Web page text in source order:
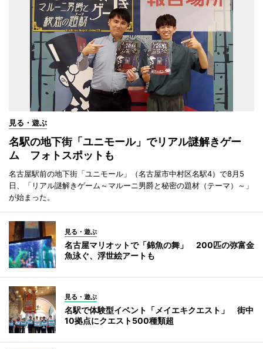
見る・遊ぶ
名駅の地下街「ユニモール」でリアル謎解きゲー
ム フォトスポットも
名古屋駅前の地下街「ユニモール」（名古屋市中村区名駅4）で8月5
日、「リアル謎解きゲーム～マルーニ男爵と秘密の題材（テーマ）～」
が始まった。
見る・遊ぶ
名古屋マリオットで「錦魚の舞」 200匹の弥富金
魚泳ぐ、浮世絵アートも
見る・遊ぶ
名駅で体験型イベント「メイエキクエスト」 街中
10拠点にクエスト500種類超